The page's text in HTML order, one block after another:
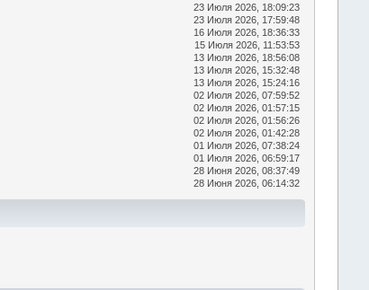
23 Июля 2026, 18:09:23
23 Июля 2026, 17:59:48
16 Июля 2026, 18:36:33
15 Июля 2026, 11:53:53
13 Июля 2026, 18:56:08
13 Июля 2026, 15:32:48
13 Июля 2026, 15:24:16
02 Июля 2026, 07:59:52
02 Июля 2026, 01:57:15
02 Июля 2026, 01:56:26
02 Июля 2026, 01:42:28
01 Июля 2026, 07:38:24
01 Июля 2026, 06:59:17
28 Июня 2026, 08:37:49
28 Июня 2026, 06:14:32